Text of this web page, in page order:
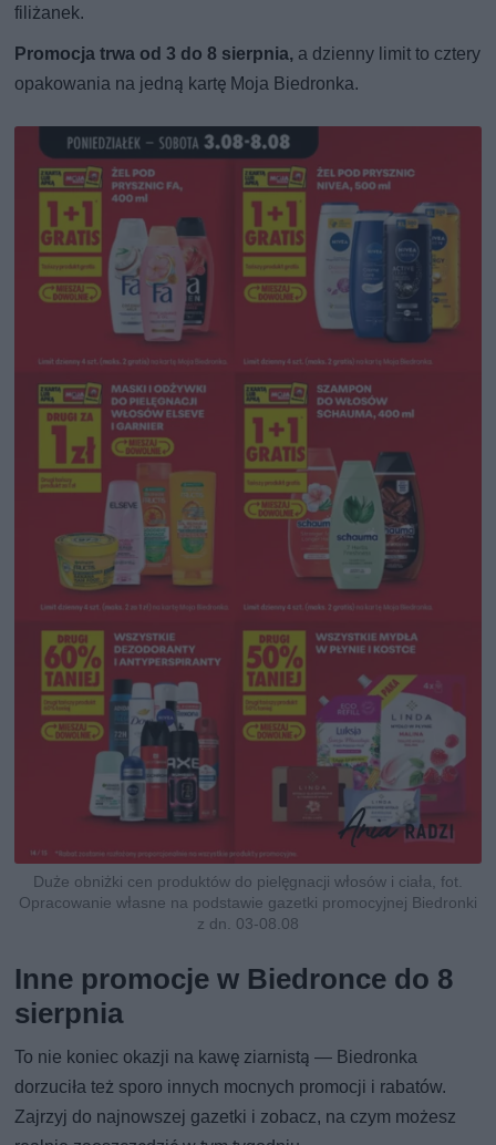
filiżanek.
Promocja trwa od 3 do 8 sierpnia, a dzienny limit to cztery
opakowania na jedną kartę Moja Biedronka.
Duże obniżki cen produktów do pielęgnacji włosów i ciała, fot.
Opracowanie własne na podstawie gazetki promocyjnej Biedronki
z dn. 03-08.08
Inne promocje w Biedronce do 8
sierpnia
To nie koniec okazji na kawę ziarnistą — Biedronka
dorzuciła też sporo innych mocnych promocji i rabatów.
Zajrzyj do najnowszej gazetki i zobacz, na czym możesz